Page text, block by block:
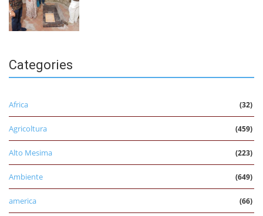
Categories
Africa (32)
Agricoltura (459)
Alto Mesima (223)
Ambiente (649)
america (66)